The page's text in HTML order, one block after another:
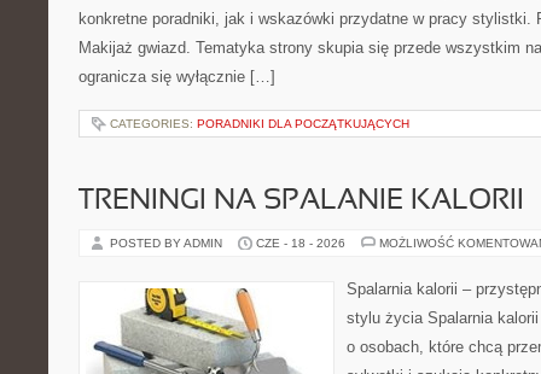
konkretne poradniki, jak i wskazówki przydatne w pracy stylistki.
Makijaż gwiazd. Tematyka strony skupia się przede wszystkim
ogranicza się wyłącznie […]
CATEGORIES: PORADNIKI DLA POCZĄTKUJĄCYCH
TRENINGI NA SPALANIE KALORII
POSTED BY ADMIN CZE - 18 - 2026 MOŻLIWOŚĆ
Spalarnia kalorii –
stylu życia Spalarnia
o osobach, które chcą